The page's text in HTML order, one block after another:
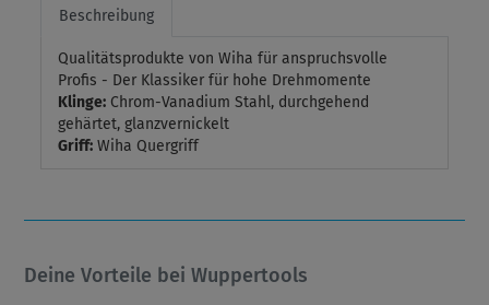
Beschreibung
Qualitätsprodukte von Wiha für anspruchsvolle
Profis - Der Klassiker für hohe Drehmomente
Klinge: Chrom-Vanadium Stahl, durchgehend
gehärtet, glanzvernickelt
Griff: Wiha Quergriff
Deine Vorteile bei Wuppertools